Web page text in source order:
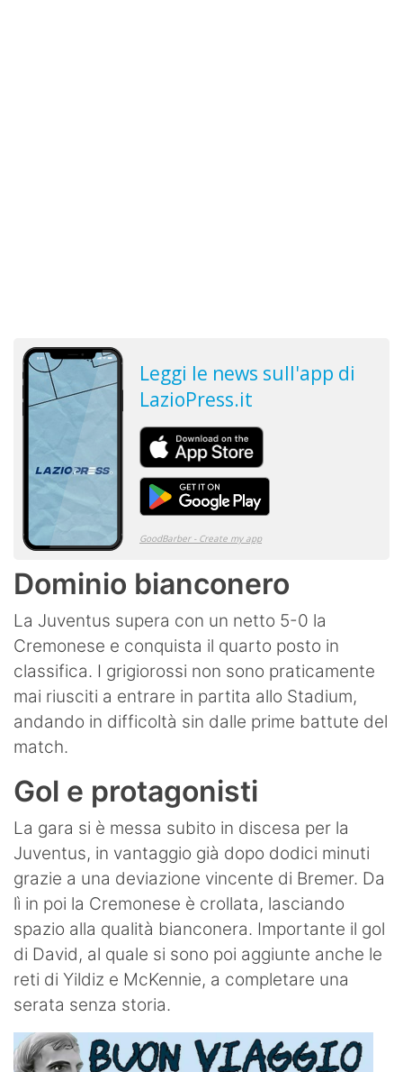
Dominio bianconero
La Juventus supera con un netto 5-0 la
Cremonese e conquista il quarto posto in
classifica. I grigiorossi non sono praticamente
mai riusciti a entrare in partita allo Stadium,
andando in difficoltà sin dalle prime battute del
match.
Gol e protagonisti
La gara si è messa subito in discesa per la
Juventus, in vantaggio già dopo dodici minuti
grazie a una deviazione vincente di Bremer. Da
lì in poi la Cremonese è crollata, lasciando
spazio alla qualità bianconera. Importante il gol
di David, al quale si sono poi aggiunte anche le
reti di Yildiz e McKennie, a completare una
serata senza storia.